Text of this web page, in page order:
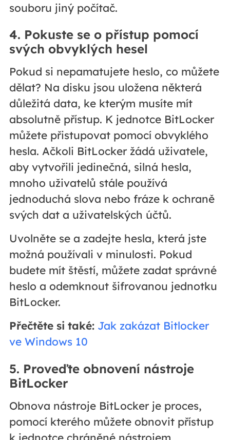
souboru jiný počítač.
4. Pokuste se o přístup pomocí
svých obvyklých hesel
Pokud si nepamatujete heslo, co můžete
dělat? Na disku jsou uložena některá
důležitá data, ke kterým musíte mít
absolutně přístup. K jednotce BitLocker
můžete přistupovat pomocí obvyklého
hesla. Ačkoli BitLocker žádá uživatele,
aby vytvořili jedinečná, silná hesla,
mnoho uživatelů stále používá
jednoduchá slova nebo fráze k ochraně
svých dat a uživatelských účtů.
Uvolněte se a zadejte hesla, která jste
možná používali v minulosti. Pokud
budete mít štěstí, můžete zadat správné
heslo a odemknout šifrovanou jednotku
BitLocker.
Přečtěte si také: Jak zakázat Bitlocker
ve Windows 10
5. Proveďte obnovení nástroje
BitLocker
Obnova nástroje BitLocker je proces,
pomocí kterého můžete obnovit přístup
k jednotce chráněné nástrojem